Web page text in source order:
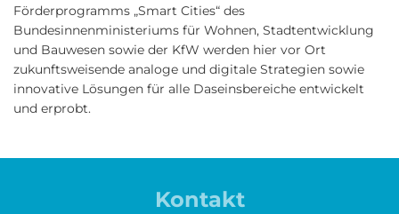
Förderprogramms „Smart Cities“ des
Bundesinnenministeriums für Wohnen, Stadtentwicklung
und Bauwesen sowie der KfW werden hier vor Ort
zukunftsweisende analoge und digitale Strategien sowie
innovative Lösungen für alle Daseinsbereiche entwickelt
und erprobt.
Kontakt